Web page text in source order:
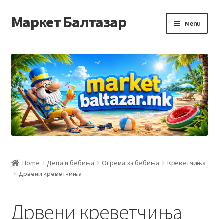
Skip
to
Skip
to
Маркет Балтазар Menu
Checkout
Homepage
Privacy Policy
Контакт
Home Деца и бебиња Опрема за бебиња
Креветчиња
Дрвени креветчиња
Дрвени креветчиња